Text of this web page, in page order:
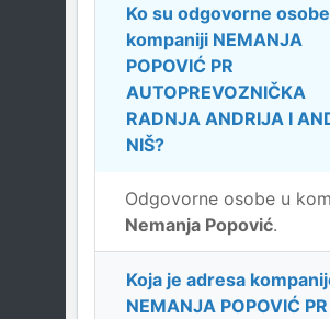
Ko su odgovorne
kompaniji NEMANJA
POPOVIĆ PR
AUTOPREVOZNIČKA
RADNJA ANDRIJA I
NIŠ?
Odgovorne osobe u
Nemanja Popović.
Koja je adresa
NEMANJA POPOVIĆ PR